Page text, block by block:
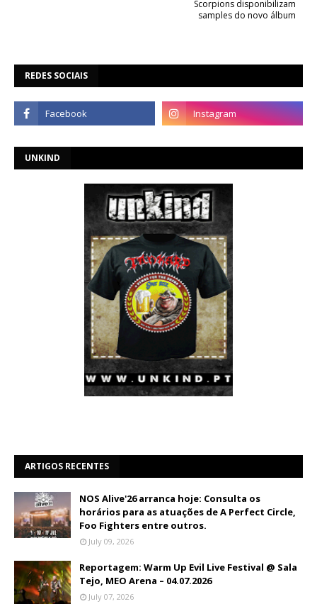
Scorpions disponibilizam
samples do novo álbum
REDES SOCIAIS
UNKIND
ARTIGOS RECENTES
NOS Alive'26 arranca hoje: Consulta os
horários para as atuações de A Perfect Circle,
Foo Fighters entre outros.
July 09, 2026
Reportagem: Warm Up Evil Live Festival @ Sala
Tejo, MEO Arena – 04.07.2026
July 07, 2026